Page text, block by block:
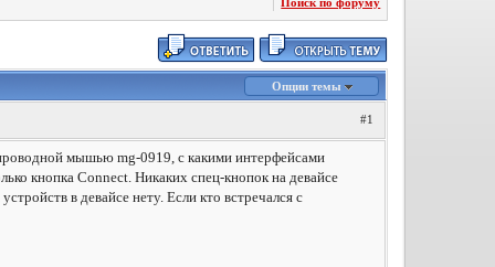
Опции темы
#1
мышью mg-0919, с какими интерфейсами
кнопка Connect. Никаких спец-кнопок на девайсе
в девайсе нету. Если кто встречался с